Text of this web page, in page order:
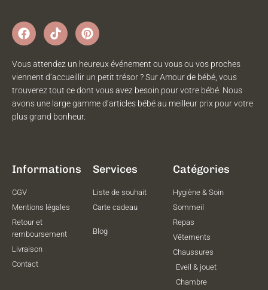
Vous attendez un heureux événement ou vous ou vos proches
viennent d’accueillir un petit trésor ? Sur Amour de bébé, vous
trouverez tout ce dont vous avez besoin pour votre bébé. Nous
avons une large gamme d’articles bébé au meilleur prix pour votre
plus grand bonheur.
Informations
CGV
Mentions légales
Retour et
remboursement
Livraison
Contact
Services
Liste de souhait
Carte cadeau
Blog
Catégories
Hygiène & Soin
Sommeil
Repas
Vêtements
Chaussures
Eveil & jouet
Chambre